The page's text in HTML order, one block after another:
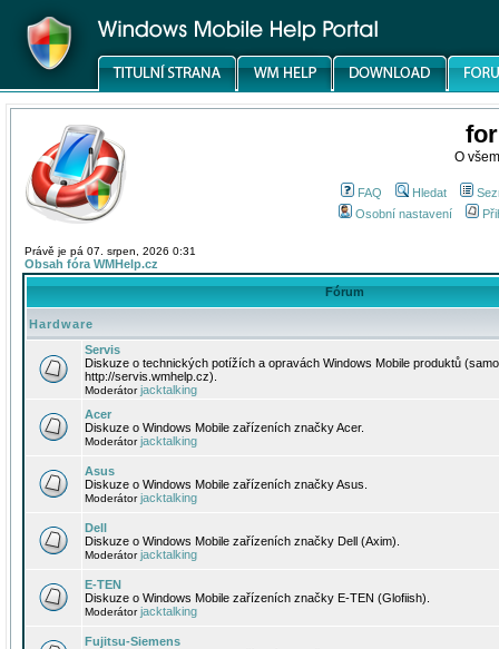
O
FAQ Hledat
Osobní nastavení
Právě je pá 07. srpen, 2026 0:31
Obsah fóra WMHelp.cz
Fórum
Hardware
Servis
Diskuze o technických potížích a opravách Windows Mobile produktů
http://servis.wmhelp.cz).
Moderátorjacktalking
Acer
Diskuze o Windows Mobile zařízeních značky Acer.
Moderátorjacktalking
Asus
Diskuze o Windows Mobile zařízeních značky Asus.
Moderátorjacktalking
Dell
Diskuze o Windows Mobile zařízeních značky Dell (Axim).
Moderátorjacktalking
E-TEN
Diskuze o Windows Mobile zařízeních značky E-TEN (Glofiish).
Moderátorjacktalking
Fujitsu-Siemens